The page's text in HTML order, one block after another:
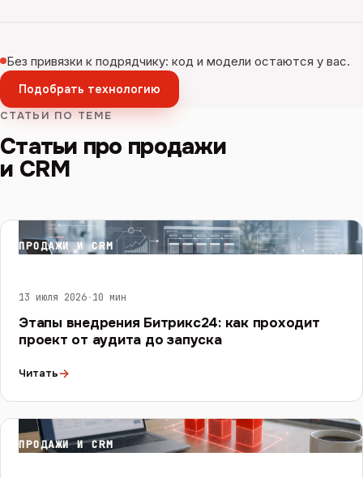
Без привязки к подрядчику: код и модели остаются у вас.
Подобрать технологию
СТАТЬИ ПО ТЕМЕ
Статьи про продажи
и CRM
ПРОДАЖИ И CRM
13 июля 2026·10 мин
Этапы внедрения Битрикс24: как проходит
проект от аудита до запуска
Читать→
ПРОДАЖИ И CRM